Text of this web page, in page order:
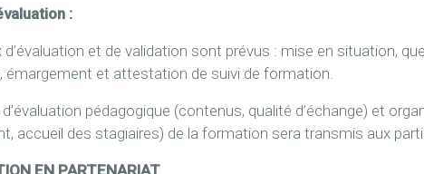
:
d’évaluation et de validation sont prévus : mise en situation,
émargement et attestation de suivi de formation.
pédagogique (contenus, qualité d’échange) et
accueil des stagiaires) de la formation sera transmis aux